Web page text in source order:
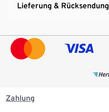
Lieferung & Rücksendung
Zahlung